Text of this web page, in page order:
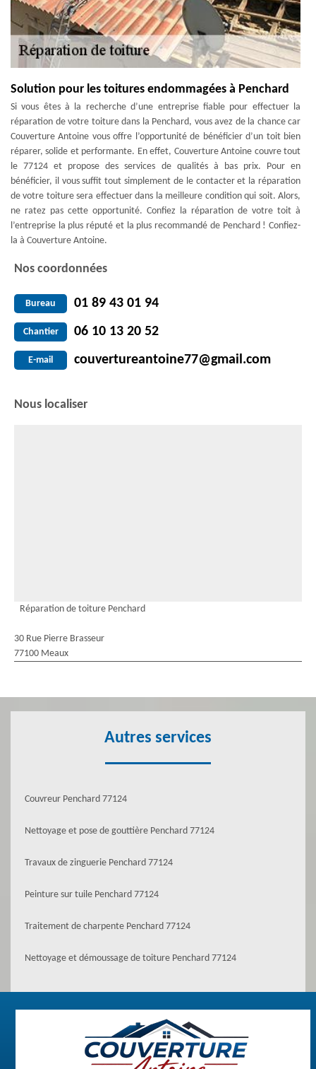
Solution pour les toitures endommagées à Penchard
Si vous êtes à la recherche d’une entreprise fiable pour effectuer la
réparation de votre toiture dans la Penchard, vous avez de la chance car
Couverture Antoine vous offre l’opportunité de bénéficier d’un toit bien
réparer, solide et performante. En effet, Couverture Antoine couvre tout
le 77124 et propose des services de qualités à bas prix. Pour en
bénéficier, il vous suffit tout simplement de le contacter et la réparation
de votre toiture sera effectuer dans la meilleure condition qui soit. Alors,
ne ratez pas cette opportunité. Confiez la réparation de votre toit à
l’entreprise la plus réputé et la plus recommandé de Penchard ! Confiez-
la à Couverture Antoine.
Nos coordonnées
Bureau 01 89 43 01 94
Chantier 06 10 13 20 52
E-mail couvertureantoine77@gmail.com
Nous localiser
Réparation de toiture Penchard
30 Rue Pierre Brasseur
77100 Meaux
Autres services
Couvreur Penchard 77124
Nettoyage et pose de gouttière Penchard 77124
Travaux de zinguerie Penchard 77124
Peinture sur tuile Penchard 77124
Traitement de charpente Penchard 77124
Nettoyage et démoussage de toiture Penchard 77124